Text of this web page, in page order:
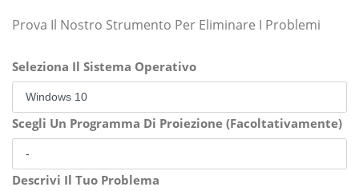
Prova Il Nostro Strumento Per Eliminare I Problemi
Seleziona Il Sistema Operativo
Scegli Un Programma Di Proiezione (Facoltativamente)
Descrivi Il Tuo Problema